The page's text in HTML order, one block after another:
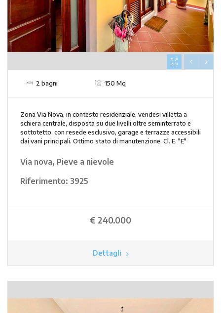
2 bagni 150 Mq
Zona Via Nova, in contesto residenziale, vendesi villetta a
schiera centrale, disposta su due livelli oltre seminterrato e
sottotetto, con resede esclusivo, garage e terrazze accessibili
dai vani principali. Ottimo stato di manutenzione. Cl. E. "E"
Via nova, Pieve a nievole
Riferimento: 3925
€ 240.000
Dettagli